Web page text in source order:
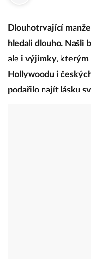
Dlouhotrvající
hledali dlouho. Našli
ale i výjimky, kterým
Hollywoodu i
podařilo najít lásku